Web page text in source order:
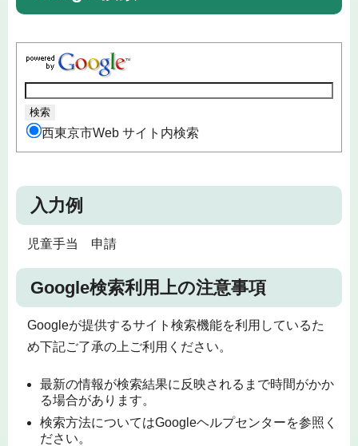
西東京市Web サイト内検索
入力例
児童手当 申請
Google検索利用上の注意事項
Googleが提供するサイト検索機能を利用しているた
め下記ご了承の上ご利用ください。
最新の情報が検索結果に反映されるまで時間がかか
る場合があります。
検索方法についてはGoogleヘルプセンターを参照く
ださい。